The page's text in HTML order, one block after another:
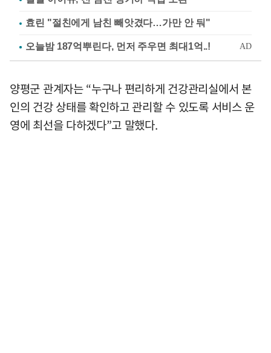
효린 "절친에게 남친 빼앗겼다…가만 안 둬"
양평군 관계자는 “누구나 편리하게 건강관리실에서 본
인의 건강 상태를 확인하고 관리할 수 있도록 서비스 운
영에 최선을 다하겠다”고 말했다.